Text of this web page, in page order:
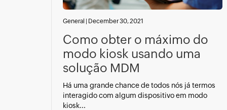
General December 30, 2021
Como obter o máximo do
modo kiosk usando uma
solução MDM
Há uma grande chance de todos nós já termos
interagido com algum dispositivo em modo
kiosk...